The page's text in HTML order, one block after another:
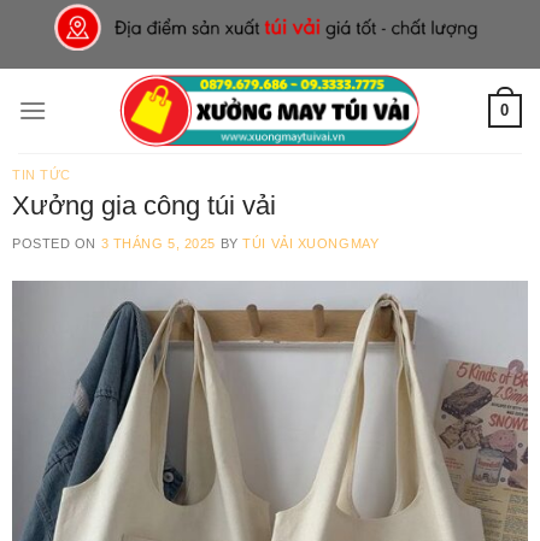
content
0
TIN TỨC
Xưởng gia công túi vải
POSTED ON 3 THÁNG 5, 2025 BYTÚI VẢI XUONGMAY